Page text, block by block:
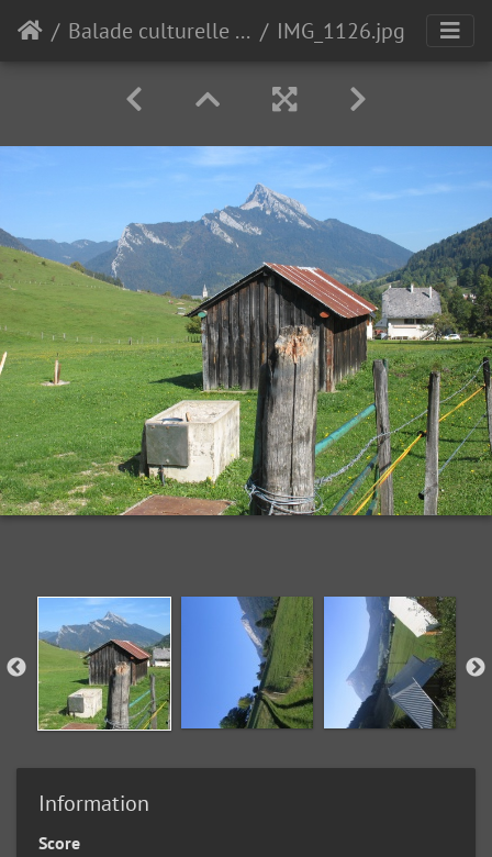
Balade culturelle et gourmande 2011 : " la géométrie dans le paysage de Chartreuse" IMG_1126.jpg
Information
Score